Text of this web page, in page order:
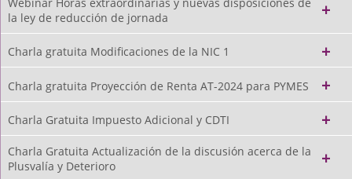
la ley de reducción de jornada
Charla gratuita Modificaciones de la NIC 1
Charla gratuita Proyección de Renta AT-2024 para PYMES
Charla Gratuita Impuesto Adicional y CDTI
Charla Gratuita Actualización de la discusión acerca de la
Plusvalía y Deterioro